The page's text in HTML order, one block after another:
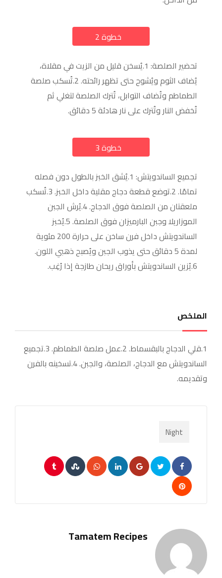
خطوة 2
تحضير الصلصة: 1.يُسخن قليل من الزيت في مقلاة،
يُضاف الثوم ويُشوح حتى تظهر رائحته. 2.تُسكب صلصة
الطماطم وتُضاف التوابل، تُترك الصلصة لتغلي ثم
تُخفض النار وتُترك على نار هادئة 5 دقائق.
خطوة 3
تجميع الساندويتش: 1.يُشق الخبز بالطول دون فصله
تمامًا. 2.توضع قطعة دجاج مقلية داخل الخبز. 3.تُسكب
ملعقتان من الصلصة فوق الدجاج. 4.يُرش الجبن
الموزاريلا وجبن البارميزان فوق الصلصة. 5.يُخبز
الساندويتش داخل فرن ساخن على حرارة 200 مئوية
لمدة 5 دقائق حتى يذوب الجبن ويُصبح ذهبي اللون.
الملخص
1.قلي الدجاج بالبقسماط. 2.عمل صلصة الطماطم. 3.تجميع
الساندويتش مع الدجاج، الصلصة، والجبن. 4.تسخينه بالفرن
وتقديمه.
Night
Google+
LinkedIn
Whatsapp
StumbleUpon
Tumblr
Pinterest
Tamatem Recipes